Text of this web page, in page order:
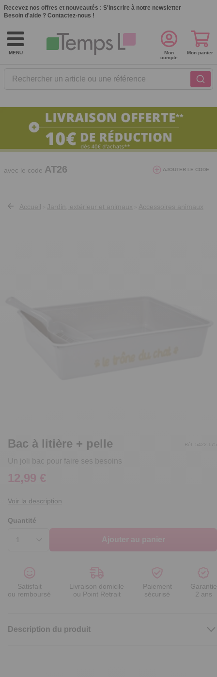
Recevez nos offres et nouveautés : S'inscrire à notre newsletter
Besoin d'aide ? Contactez-nous !
MENU
Rechercher un article ou une référence
Mon
compte
Mon panier
10€ de réduction dès 40€ d'achat. Offre
valable du 03/08/2026 au 12/08/2026.
avec le code AT26 AJOUTER LE CODE
Accueil Jardin, extérieur et animaux Accessoires animaux
Bac à litière + pelle
Un joli bac pour faire ses besoins
Réf. 5422.175
12,99 €
Voir la description
Quantité
Ajouter au panier
Satisfait
ou remboursé
Livraison domicile
ou Point Retrait
Paiement
sécurisé
Garantie
2 ans
Description du produit